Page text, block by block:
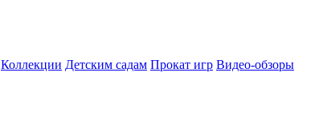
Коллекции Детским садам Прокат игр Видео-обзоры